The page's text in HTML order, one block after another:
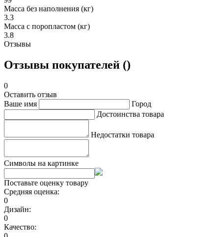
Масса без наполнения (кг)
3.3
Масса с поропластом (кг)
3.8
Отзывы
Отзывы покупателей ()
0
Оставить отзыв
Ваше имя
Город
Достоинства товара
Недостатки товара
Символы на картинке
Поставьте оценку товару
Средняя оценка:
0
Дизайн:
0
Качество: